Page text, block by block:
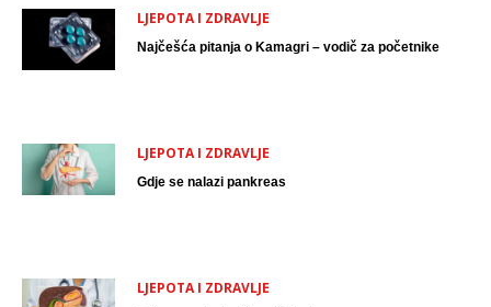
LJEPOTA I ZDRAVLJE
Najčešća pitanja o Kamagri – vodič za početnike
LJEPOTA I ZDRAVLJE
Gdje se nalazi pankreas
LJEPOTA I ZDRAVLJE